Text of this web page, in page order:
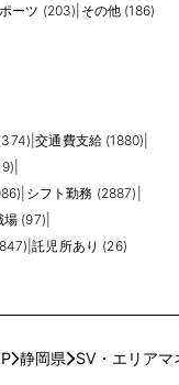
ーツ (203) その他 (186)
|交通費支給 (1880)
シフト勤務 (2887)
場 (97)
|託児所あり (26)
静岡県 SV・エリアマ